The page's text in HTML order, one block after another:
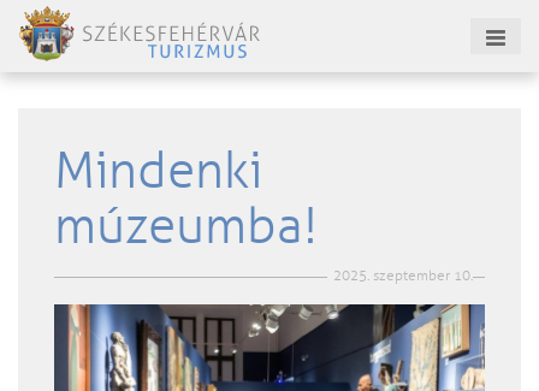
Mindenki
múzeumba!
2025. szeptember 10.